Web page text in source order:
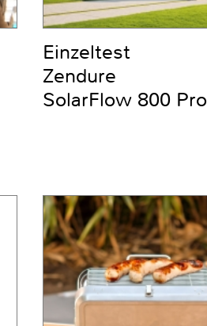
Einzeltest
Zendure
SolarFlow 800 Pro